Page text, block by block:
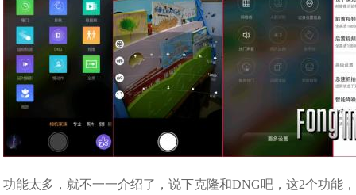
功能太多，就不一一介绍了，说下克隆和DNG吧，这2个功能